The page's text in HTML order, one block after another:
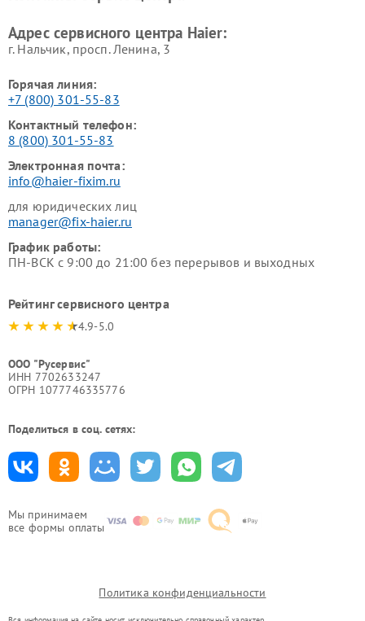
Мы принимаем
все формы оплаты
Адрес сервисного центра Haier:
г. Нальчик, просп. Ленина, 3
Горячая линия:
+7 (800) 301-55-83
Контактный телефон:
8 (800) 301-55-83
Электронная почта:
info@haier-fixim.ru
для юридических лиц
manager@fix-haier.ru
График работы:
ПН-ВСК с 9:00 до 21:00 без перерывов и выходных
Рейтинг сервисного центра
4.9-5.0
ООО "Русервис"
ИНН 7702633247
ОГРН 1077746335776
Поделиться в соц. сетях:
Политика конфиденциальности